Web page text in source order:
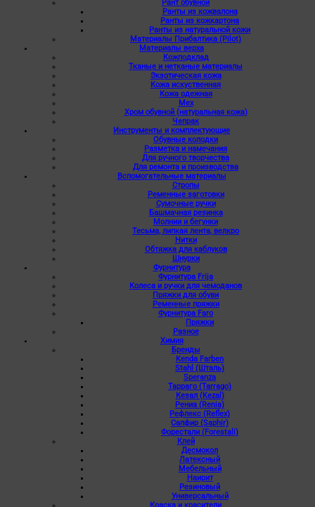
Рант обувной
Ранты из кожвалона
Ранты из кожкартона
Ранты из натуральной кожи
Материалы Прибалтика (Pilot)
Материалы верха
Кожподклад
Тканые и нетканые материалы
Экзотическая кожа
Кожа искуственная
Кожа одежная
Мех
Хром обувной (натуральная кожа)
Чепрак
Инструменты и комплектующие
Обувные колодки
Разметка и намечания
Для ручного творчества
Для ремонта и производства
Вспомогательные материалы
Стропы
Ременные заготовки
Сумочные ручки
Башмачная резинка
Молнии и бегунки
Тесьма, липкая лента, велкро
Нитки
Обтяжка для каблуков
Шнурки
Фурнитура
Фурнитура Frija
Колеса и ручки для чемоданов
Пряжки для обуви
Ременные пряжки
Фурнитура Faro
Пряжки
Разное
Химия
Бренды
Kenda Farben
Stahl (Шталь)
Speranza
Тарраго (Tarrago)
Кезал (Kezal)
Рениа (Renia)
Рефлекс (Reflex)
Сапфир (Saphir)
Форестали (Forestali)
Клей
Десмокол
Латексный
Мебельный
Наирит
Резиновый
Универсальный